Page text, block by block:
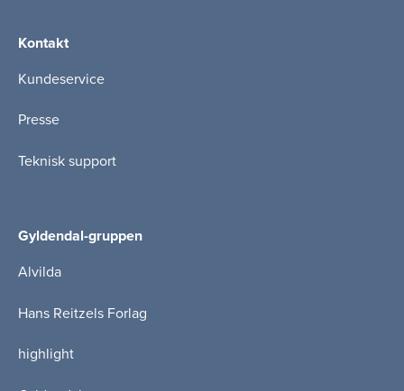
Kontakt
Kundeservice
Presse
Teknisk support
Gyldendal-gruppen
Alvilda
Hans Reitzels Forlag
highlight